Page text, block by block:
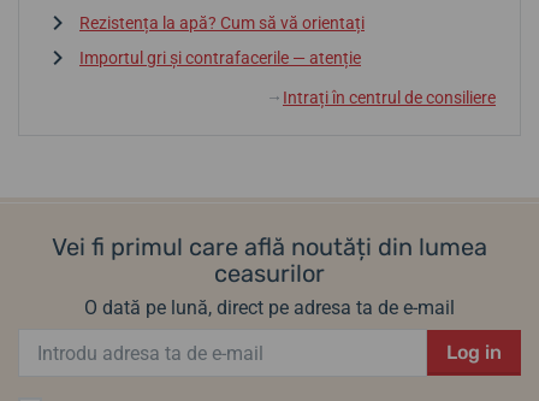
Rezistența la apă? Cum să vă orientați
Importul gri și contrafacerile — atenție
↓ Intrați în centrul de consiliere
Vei fi primul care află noutăți din lumea
ceasurilor
O dată pe lună, direct pe adresa ta de e-mail
Log in